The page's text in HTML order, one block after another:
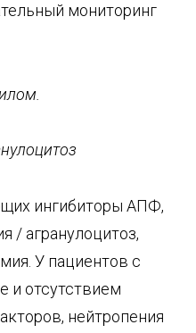
мониторинг
ингибиторы АПФ,
/ агранулоцитоз,
У пациентов с
и отсутствием
нейтропения